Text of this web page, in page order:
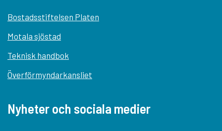
Bostadsstiftelsen Platen
Motala sjöstad
Teknisk handbok
Överförmyndarkansliet
Nyheter och sociala medier